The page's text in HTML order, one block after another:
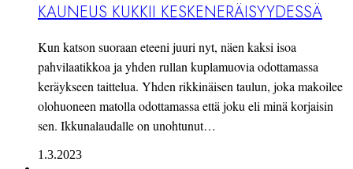
KAUNEUS KUKKII KESKENERÄISYYDESSÄ
Kun katson suoraan eteeni juuri nyt, näen kaksi isoa
pahvilaatikkoa ja yhden rullan kuplamuovia odottamassa
keräykseen taittelua. Yhden rikkinäisen taulun, joka makoilee
olohuoneen matolla odottamassa että joku eli minä korjaisin
sen. Ikkunalaudalle on unohtunut…
1.3.2023